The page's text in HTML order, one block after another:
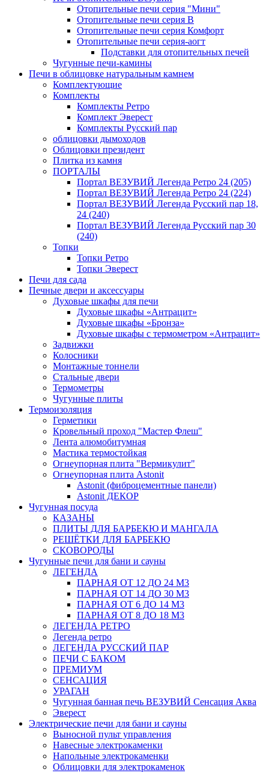
Отопительные печи серия "Мини"
Отопительные печи серия В
Отопительные печи серия Комфорт
Отопительные печи серия-аогт
Подставки для отопительных печей
Чугунные печи-камины
Печи в облицовке натуральным камнем
Комплектующие
Комплекты
Комплекты Ретро
Комплект Эверест
Комплекты Русский пар
облицовки дымоходов
Облицовки президент
Плитка из камня
ПОРТАЛЫ
Портал ВЕЗУВИЙ Легенда Ретро 24 (205)
Портал ВЕЗУВИЙ Легенда Ретро 24 (224)
Портал ВЕЗУВИЙ Легенда Русский пар 18,
24 (240)
Портал ВЕЗУВИЙ Легенда Русский пар 30
(240)
Топки
Топки Ретро
Топки Эверест
Печи для сада
Печные двери и аксессуары
Духовые шкафы для печи
Духовые шкафы «Антрацит»
Духовые шкафы «Бронза»
Духовые шкафы с термометром «Антрацит»
Задвижки
Колосники
Монтажные тоннели
Стальные двери
Термометры
Чугунные плиты
Термоизоляция
Герметики
Кровельный проход "Мастер Флеш"
Лента алюмобитумная
Мастика термостойкая
Огнеупорная плита "Вермикулит"
Огнеупорная плита Astonit
Astonit (фиброцементные панели)
Astonit ДЕКОР
Чугунная посуда
КАЗАНЫ
ПЛИТЫ ДЛЯ БАРБЕКЮ И МАНГАЛА
РЕШЁТКИ ДЛЯ БАРБЕКЮ
СКОВОРОДЫ
Чугунные печи для бани и сауны
ЛЕГЕНДА
ПАРНАЯ ОТ 12 ДО 24 М3
ПАРНАЯ ОТ 14 ДО 30 М3
ПАРНАЯ ОТ 6 ДО 14 М3
ПАРНАЯ ОТ 8 ДО 18 М3
ЛЕГЕНДА РЕТРО
Легенда ретро
ЛЕГЕНДА РУССКИЙ ПАР
ПЕЧИ С БАКОМ
ПРЕМИУМ
СЕНСАЦИЯ
УРАГАН
Чугунная банная печь ВЕЗУВИЙ Сенсация Аква
Эверест
Электрические печи для бани и сауны
Выносной пульт управления
Навесные электрокаменки
Напольные электрокаменки
Облицовки для электрокаменок